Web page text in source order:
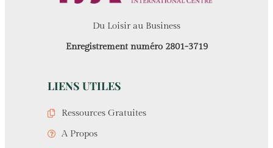
Du Loisir au Business
Enregistrement numéro 2801-3719
LIENS UTILES
Ressources Gratuites
A Propos